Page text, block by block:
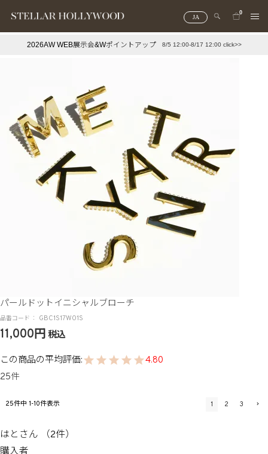
JA
0
2026AW WEB展示会&Wポイントアップ 8/5 12:00-8/17 12:00 click>>
パールドットイニシャルブローチ
GBC1S17W01S
11,000 税込
4.80
25
25件中 1-10件表示 1 2 3
はと
2
購入者